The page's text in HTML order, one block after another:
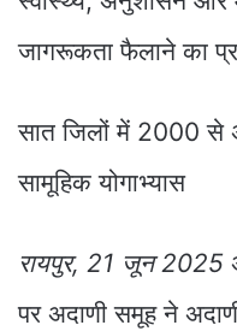
जागरूकता फैलाने का
सात जिलों में 2000 से
सामूहिक योगाभ्यास
रायपुर, 21 जून 2025
पर अदाणी समूह ने